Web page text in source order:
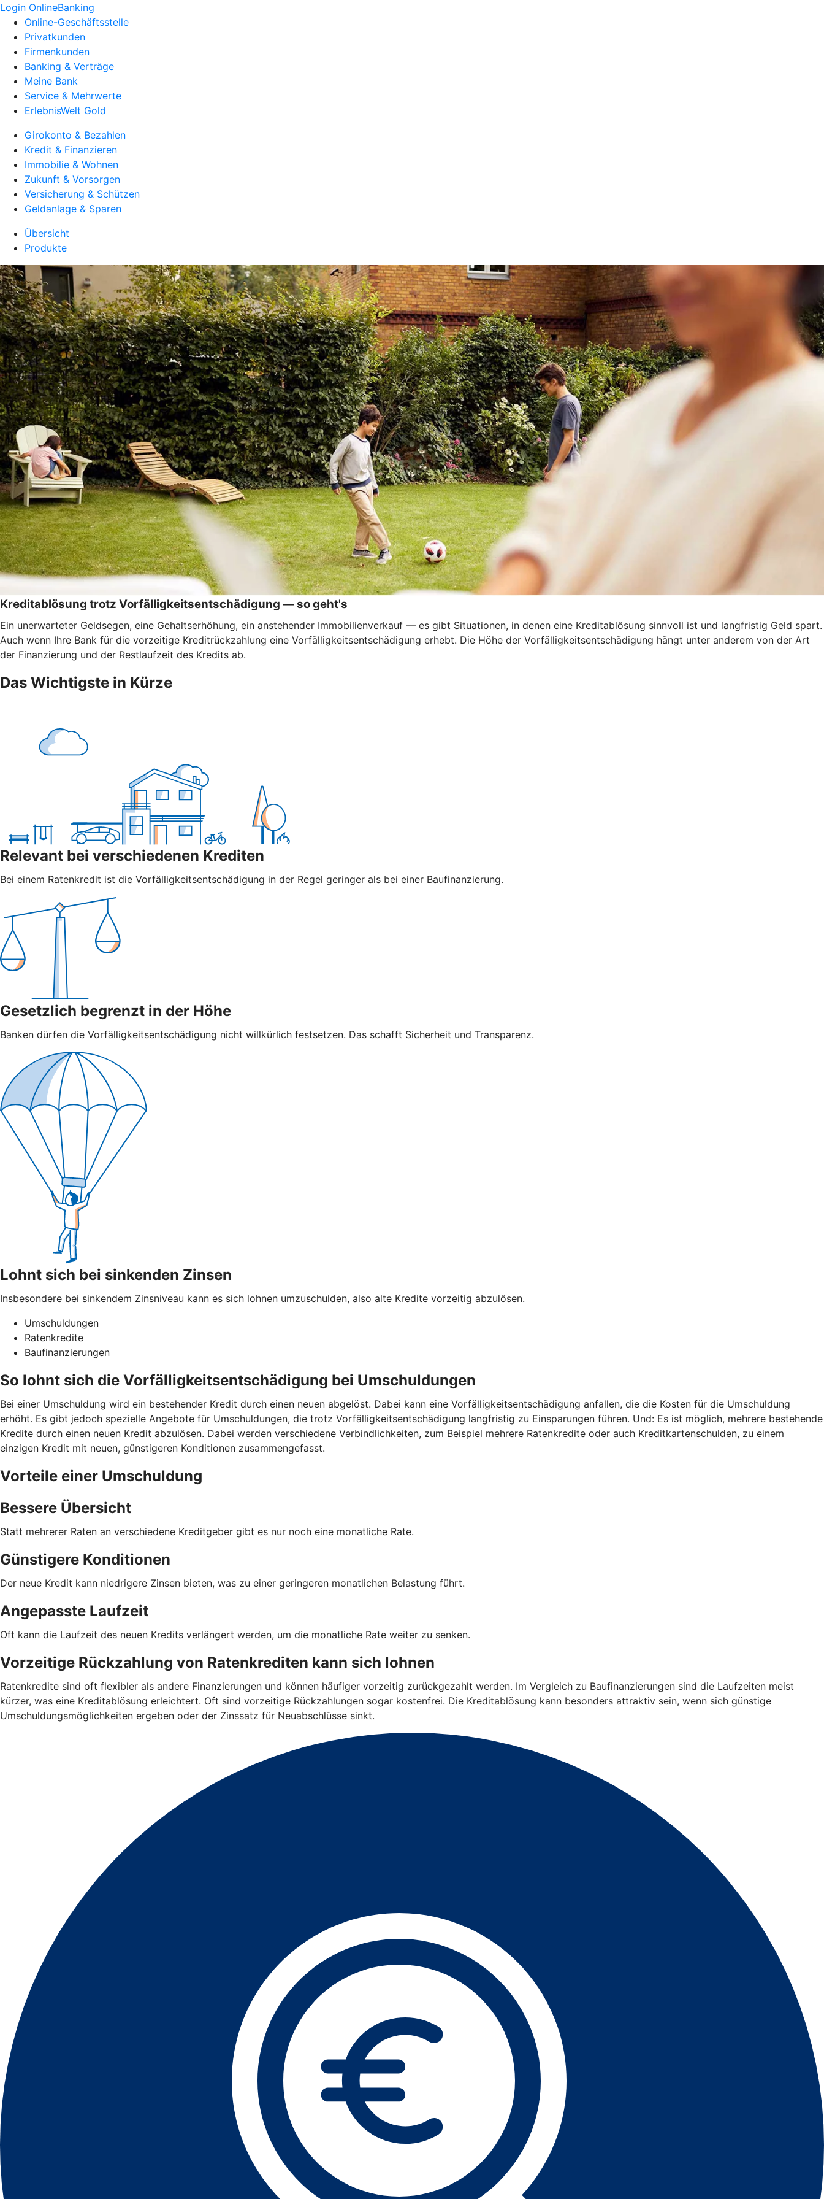
Login OnlineBanking
Online-Geschäftsstelle
Privatkunden
Firmenkunden
Banking & Verträge
Meine Bank
Service & Mehrwerte
ErlebnisWelt Gold
Girokonto & Bezahlen
Kredit & Finanzieren
Immobilie & Wohnen
Zukunft & Vorsorgen
Versicherung & Schützen
Geldanlage & Sparen
Übersicht
Produkte
Kreditablösung trotz Vorfälligkeitsentschädigung — so geht's
Ein unerwarteter Geldsegen, eine Gehaltserhöhung, ein anstehender Immobilienverkauf — es gibt Situationen, in denen eine Kreditablösung sinnvoll ist und langfristig Geld spart.
Auch wenn Ihre Bank für die vorzeitige Kreditrückzahlung eine Vorfälligkeitsentschädigung erhebt. Die Höhe der Vorfälligkeitsentschädigung hängt unter anderem von der Art
der Finanzierung und der Restlaufzeit des Kredits ab.
Das Wichtigste in Kürze
Relevant bei verschiedenen Krediten
Bei einem Ratenkredit ist die Vorfälligkeitsentschädigung in der Regel geringer als bei einer Baufinanzierung.
Gesetzlich begrenzt in der Höhe
Banken dürfen die Vorfälligkeitsentschädigung nicht willkürlich festsetzen. Das schafft Sicherheit und Transparenz.
Lohnt sich bei sinkenden Zinsen
Insbesondere bei sinkendem Zinsniveau kann es sich lohnen umzuschulden, also alte Kredite vorzeitig abzulösen.
Umschuldungen
Ratenkredite
Baufinanzierungen
So lohnt sich die Vorfälligkeitsentschädigung bei Umschuldungen
Bei einer Umschuldung wird ein bestehender Kredit durch einen neuen abgelöst. Dabei kann eine Vorfälligkeitsentschädigung anfallen, die die Kosten für die Umschuldung
erhöht. Es gibt jedoch spezielle Angebote für Umschuldungen, die trotz Vorfälligkeitsentschädigung langfristig zu Einsparungen führen. Und: Es ist möglich, mehrere bestehende
Kredite durch einen neuen Kredit abzulösen. Dabei werden verschiedene Verbindlichkeiten, zum Beispiel mehrere Ratenkredite oder auch Kreditkartenschulden, zu einem
einzigen Kredit mit neuen, günstigeren Konditionen zusammengefasst.
Vorteile einer Umschuldung
Bessere Übersicht
Statt mehrerer Raten an verschiedene Kreditgeber gibt es nur noch eine monatliche Rate.
Günstigere Konditionen
Der neue Kredit kann niedrigere Zinsen bieten, was zu einer geringeren monatlichen Belastung führt.
Angepasste Laufzeit
Oft kann die Laufzeit des neuen Kredits verlängert werden, um die monatliche Rate weiter zu senken.
Vorzeitige Rückzahlung von Ratenkrediten kann sich lohnen
Ratenkredite sind oft flexibler als andere Finanzierungen und können häufiger vorzeitig zurückgezahlt werden. Im Vergleich zu Baufinanzierungen sind die Laufzeiten meist
kürzer, was eine Kreditablösung erleichtert. Oft sind vorzeitige Rückzahlungen sogar kostenfrei. Die Kreditablösung kann besonders attraktiv sein, wenn sich günstige
Umschuldungsmöglichkeiten ergeben oder der Zinssatz für Neuabschlüsse sinkt.